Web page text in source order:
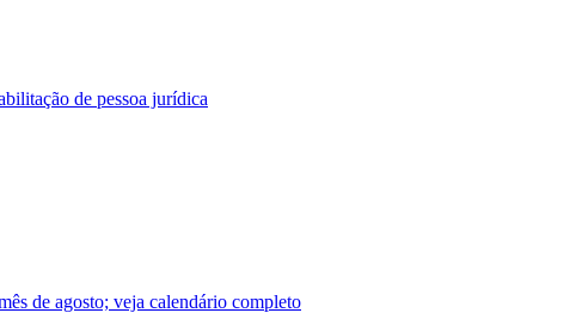
de pessoa jurídica
de agosto; veja calendário completo